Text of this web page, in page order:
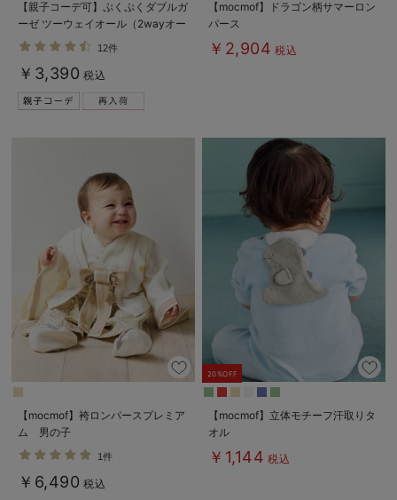
【親子コーデ可】ぷくぷくダブルガ
ーゼ ツーウェイオール（2wayオー
ル） ロンパース
12件
￥3,390 税込
【mocmof】ドラゴン柄サマーロン
パース
￥2,904 税込
【mocmof】袴ロンパースプレミア
ム 男の子
1件
￥6,490 税込
20%OFF
【mocmof】立体モチーフ汗取りタ
オル
￥1,144 税込